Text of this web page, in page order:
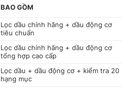
BAO GỒM
Lọc dầu chính hãng + dầu động cơ
tiêu chuẩn
Lọc dầu chính hãng + dầu động cơ
tổng hợp cao cấp
Lọc dầu + dầu động cơ + kiểm tra 20
hạng mục